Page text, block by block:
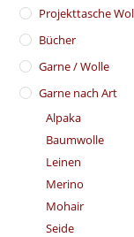
​Projekttasche
Bücher
Garne / Wolle
Garne nach Art
Alpaka
Baumwolle
Leinen
Merino
Mohair
Seide